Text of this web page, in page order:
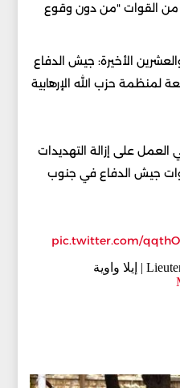
من القوات "من دون وقوع
الأخيرة: جيش الدفاع
تحتية تابعة لمنظمة حزب الله الإرهابية
العمل على إزالة التهديدات
جيش الدفاع في جنوب
pic.twitter.com/
— Lieutenant Colonel Ella Waweya | إيلا واوية